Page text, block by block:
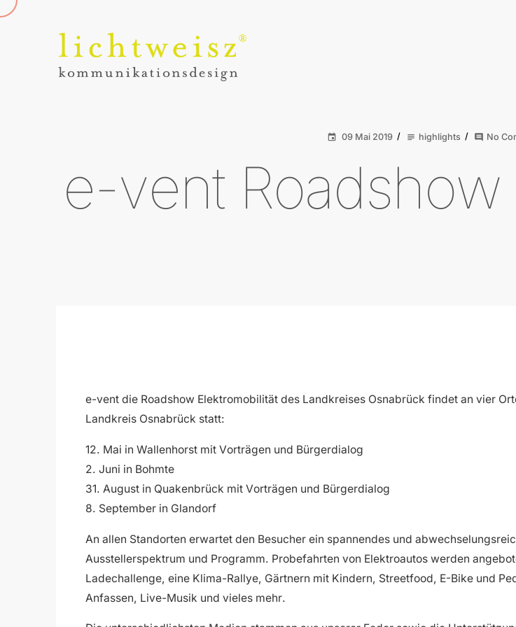
event 09 Mai 2019 subject highlights comment No
e-vent Roadshow
e-vent die Roadshow Elektromobilität des Landkreises Osnabrück findet an vier
Landkreis Osnabrück statt:
12. Mai in Wallenhorst mit Vorträgen und Bürgerdialog
2. Juni in Bohmte
31. August in Quakenbrück mit Vorträgen und Bürgerdialog
8. September in Glandorf
An allen Standorten erwartet den Besucher ein spannendes und
Ausstellerspektrum und Programm. Probefahrten von Elektroautos werden
Ladechallenge, eine Klima-Rallye, Gärtnern mit Kindern, Streetfood, E-Bike und
Anfassen, Live-Musik und vieles mehr.